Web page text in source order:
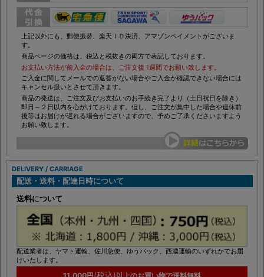
上記以外にも、郵便振替、楽天ＩＤ決済、アマゾンペイメントがございま
す。
商品ページの価格は、税込と税抜きの両方で表記しております。
お支払い方法が前入金の場合は、ご注文後 1週間でお願い致します。
ご入金に関してメールでの返答がない場合やご入金が確認できない場合には
キャンセル扱いとさせて頂きます。
商品の発送は、ご注文及びお支払いのお手続き完了より（土日祝日を除き）
即日～２日以内を心がけております。但し、ご注文が集中した場合や連休前
後等はお届けが遅れる場合がございますので、予めご了承くださいますよう
DELIVERY / CARRIAGE
配送・送料・配達日時について
送料について
配送業者は、ヤマト運輸、佐川急便、ゆうパック、西濃運輸のいずれかでお届
けいたします。